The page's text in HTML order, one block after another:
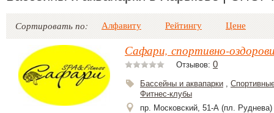
Сортировать по: Алфавиту Рейтингу Цене
Сафари, спортивно-
Отзывов: 0
Бассейны и аквапарки ,
Фитнес-клубы
пр. Московский, 51-А (пл. Руднева)